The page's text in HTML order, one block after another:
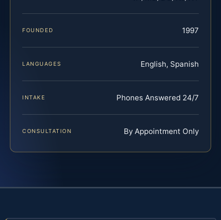
FOUNDED 1997
LANGUAGES English, Spanish
INTAKE Phones Answered 24/7
CONSULTATION By Appointment Only